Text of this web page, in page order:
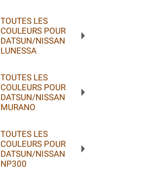
TOUTES LES
COULEURS POUR
DATSUN/NISSAN
LUNESSA
TOUTES LES
COULEURS POUR
DATSUN/NISSAN
MURANO
TOUTES LES
COULEURS POUR
DATSUN/NISSAN
NP300